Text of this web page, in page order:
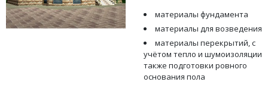
материалы фундамента
материалы для возведения
материалы перекрытий, с
учётом тепло и шумоизоляции,
также подготовки ровного
основания пола